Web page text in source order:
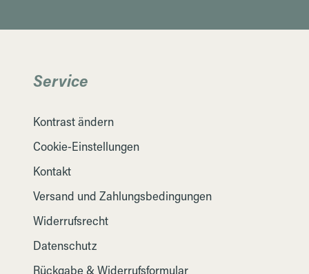
Service
Kontrast ändern
Cookie-Einstellungen
Kontakt
Versand und Zahlungsbedingungen
Widerrufsrecht
Datenschutz
Rückgabe & Widerrufsformular